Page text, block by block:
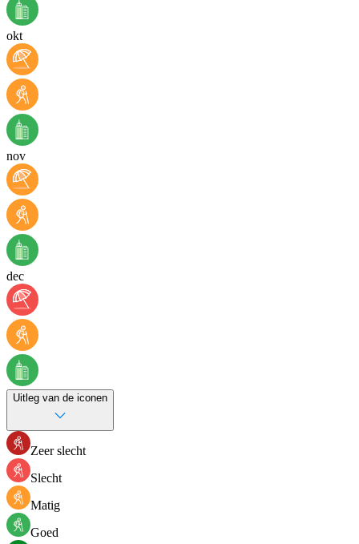
okt
nov
dec
Uitleg van de iconen
Zeer slecht
Slecht
Matig
Goed